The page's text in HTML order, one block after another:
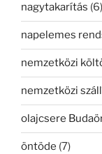
nagytakarítás (6)
napelemes
nemzetközi
nemzetközi
olajcsere
öntöde (7)